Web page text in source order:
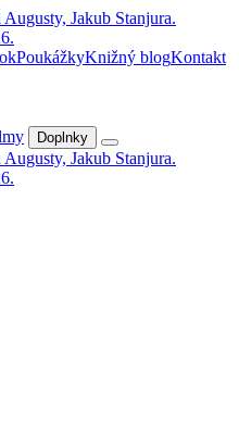
PoukážkyKnižný blogKontakt
Doplnky